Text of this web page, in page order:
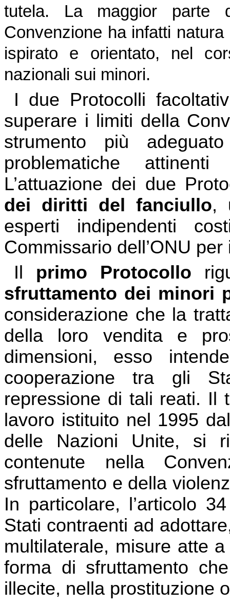
tutela. La maggior parte
Convenzione ha infatti
ispirato e orientato, nel
nazionali sui minori.
I due Protocolli
superare i limiti della
strumento più
problematiche
L’attuazione dei due
dei diritti del fanciullo,
esperti indipendenti
Commissario dell’ONU
Il primo Protocollo
sfruttamento dei minori
considerazione che la
della loro vendita e
dimensioni, esso
cooperazione tra gli
repressione di tali reati. Il
lavoro istituito nel 1995
delle Nazioni Unite, si
contenute nella
sfruttamento e della
In particolare, l’articolo
Stati contraenti ad
multilaterale, misure atte
forma di sfruttamento
illecite, nella prostituzione